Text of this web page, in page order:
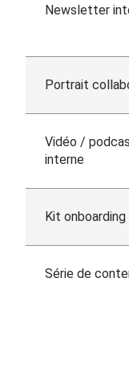
Newsletter
Portrait
Vidéo /
interne
Kit onboarding
Série de